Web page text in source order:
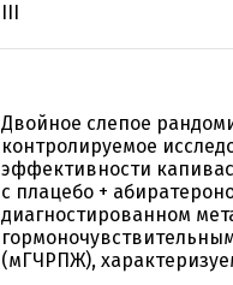
III
Двойное слепое
контролируемое
эффективности
с плацебо +
диагностированном
(мГЧРПЖ),